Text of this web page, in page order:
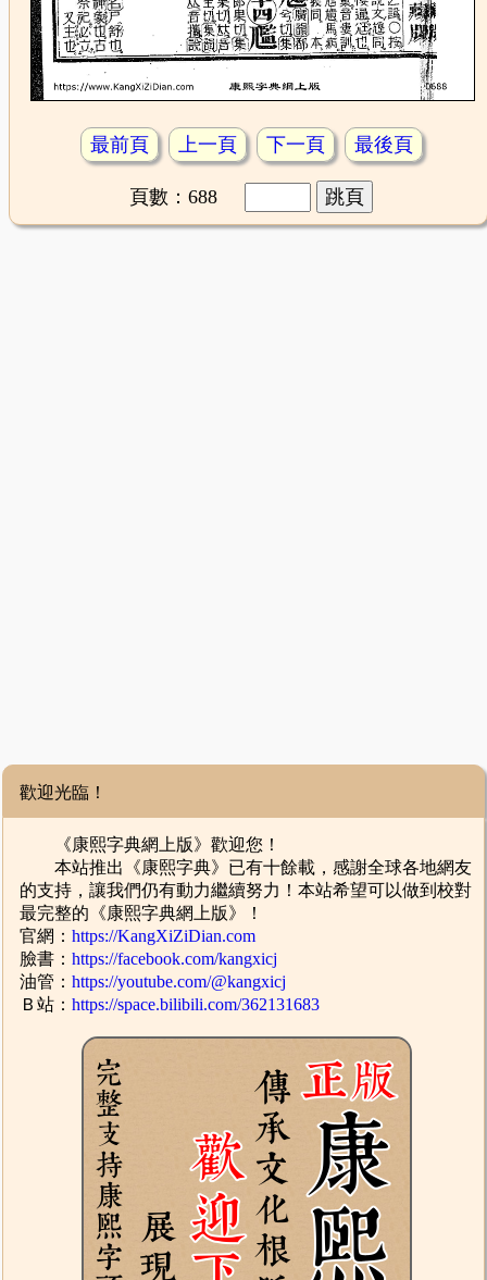
最前頁 上一頁 下一頁 最後頁
頁數：688
歡迎光臨！
《康熙字典網上版》歡迎您！
本站推出《康熙字典》已有十餘載，感謝全球各地網友
的支持，讓我們仍有動力繼續努力！本站希望可以做到校對
最完整的《康熙字典網上版》！
官網：https://KangXiZiDian.com
臉書：https://facebook.com/kangxicj
油管：https://youtube.com/@kangxicj
Ｂ站：https://space.bilibili.com/362131683